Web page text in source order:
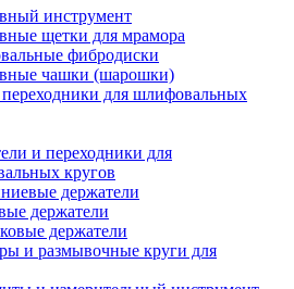
инструмент
щетки для мрамора
фибродиски
чашки (шарошки)
для шлифовальных
и переходники для
кругов
держатели
держатели
держатели
и размывочные круги для